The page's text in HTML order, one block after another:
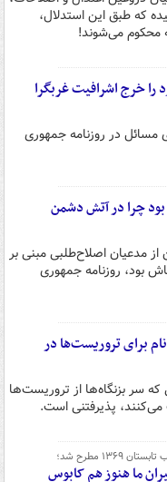
که طبق این استدلال،
محکوم می‌شوند!
خرج اشرافیت غربگرا
در روزنامه جمهوری
چرا در آتش دشمن
مدعیان اصلاح‌طلبی مبنی بر
بود، روزنامه جمهوری
برای تروریست‌ها در
سر بزنگاه‌ها از تروریست‌ها
پذیرفتنی است.
مطرح شد؛
ما هنوز هم کابوس